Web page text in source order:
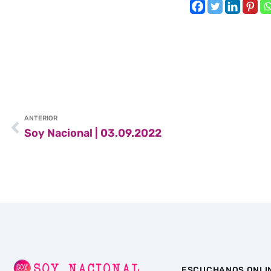
ANTERIOR
Soy Nacional | 03.09.2022